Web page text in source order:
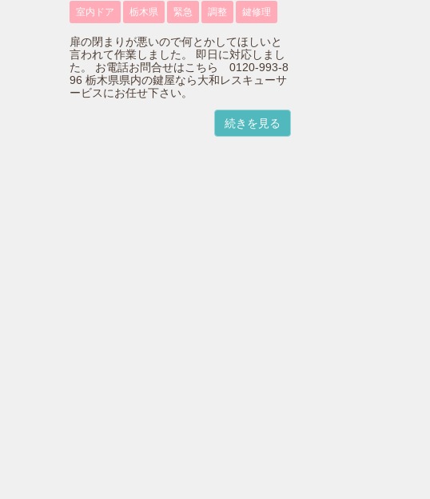
室内ドア 栃木県 緊急 調整 鍵修理
扉の閉まりが悪いので何とかしてほしいと
言われて作業しました。 即日に対応しまし
た。 お電話お問合せはこちら 0120-993-8
96 栃木県県内の鍵屋なら大和レスキューサ
ービスにお任せ下さい。
続きを見る